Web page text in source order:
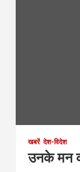
खबरें देश-विदेश
उनके मन